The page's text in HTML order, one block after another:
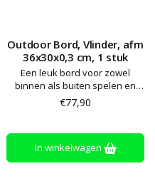
Outdoor Bord, Vlinder, afm
36x30x0,3 cm, 1 stuk
Een leuk bord voor zowel
binnen als buiten spelen en
activiteiten! Schrijf of teken
erop met krijt of de daarvoor
te wassen en keer op keer te
gebruiken. Het bord wordt
opgehangen met de
€77,90
In winkelwagen